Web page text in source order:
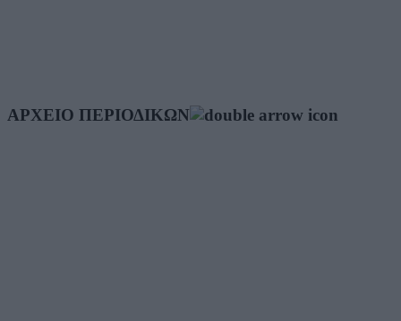
ΑΡΧΕΙΟ ΠΕΡΙΟΔΙΚΩΝ